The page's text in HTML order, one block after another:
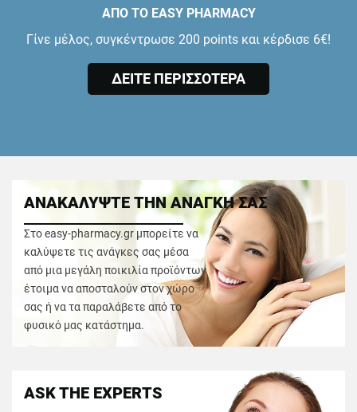
ΑΠΟ ΤΟ EASY PHARMACY
Γίνε μέλος, συγκέντρωσε 200 points και κέρδισε 6€!
ΔΕΙΤΕ ΠΕΡΙΣΣΟΤΕΡΑ
ΑΝΑΚΑΛΥΨΤΕ ΤΗΝ ΑΝΑΓΚΗ ΣΑΣ
Στο easy-pharmacy.gr μπορείτε να
καλύψετε τις ανάγκες σας μέσα
από μια μεγάλη ποικιλία προϊόντων
έτοιμα να αποσταλούν στον χώρο
σας ή να τα παραλάβετε από το
φυσικό μας κατάστημα.
ASK THE EXPERTS